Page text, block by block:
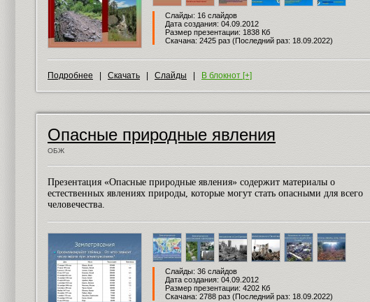
Слайды: 16 слайдов
Дата создания: 04.09.2012
Размер презентации: 1838 Кб
Скачана: 2425 раз (Последний раз: 18.09.2022)
Подробнее Скачать Слайды В блокнот [+]
Опасные природные явления
ОБЖ
Презентация «Опасные природные явления» содержит материалы о
естественных явлениях природы, которые могут стать опасными для всего
человечества.
Слайды: 36 слайдов
Дата создания: 04.09.2012
Размер презентации: 4202 Кб
Скачана: 2788 раз (Последний раз: 18.09.2022)